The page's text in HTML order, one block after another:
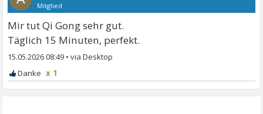
Mitglied
Mir tut Qi Gong sehr gut.
Täglich 15 Minuten, perfekt.
15.05.2026 08:49 •
x 1